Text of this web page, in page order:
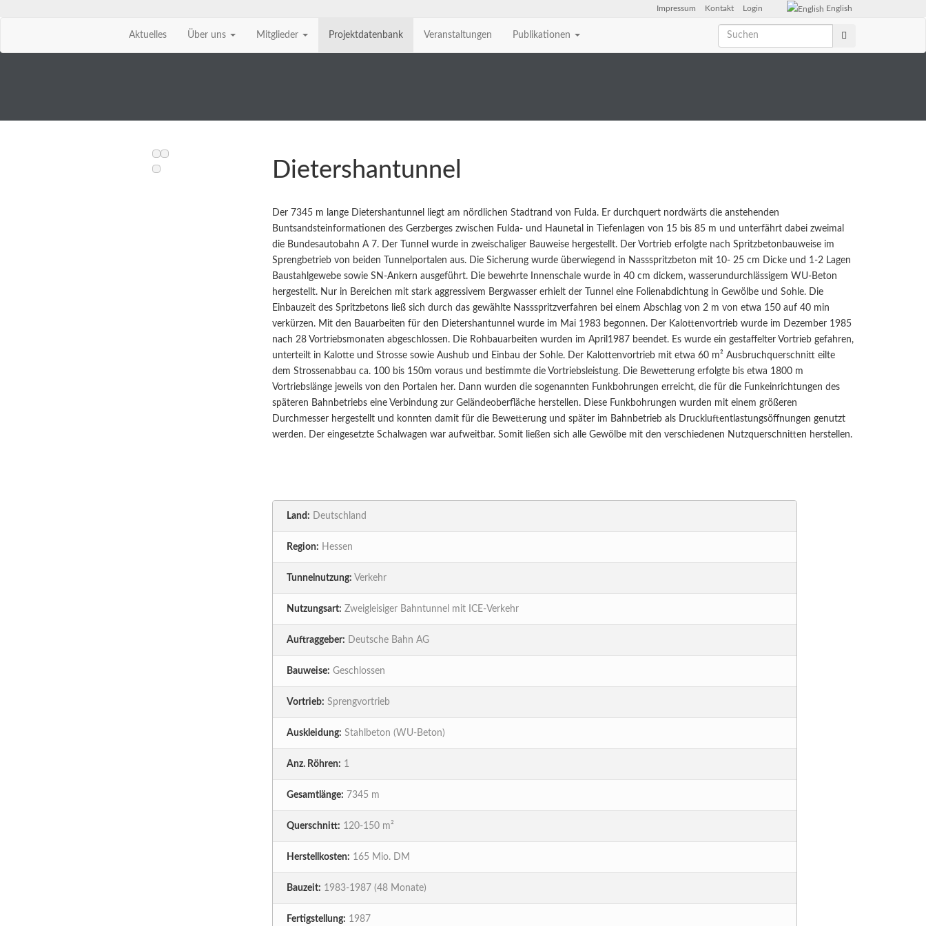
English
Impressum Kontakt Login
Aktuelles Über uns Mitglieder Projektdatenbank Veranstaltungen Publikationen
Dietershantunnel
Der 7345 m lange Dietershantunnel liegt am nördlichen Stadtrand von Fulda. Er durchquert nordwärts die anstehenden
Buntsandsteinformationen des Gerzberges zwischen Fulda- und Haunetal in Tiefenlagen von 15 bis 85 m und unterfährt dabei zweimal
die Bundesautobahn A 7. Der Tunnel wurde in zweischaliger Bauweise hergestellt. Der Vortrieb erfolgte nach Spritzbetonbauweise im
Sprengbetrieb von beiden Tunnelportalen aus. Die Sicherung wurde überwiegend in Nassspritzbeton mit 10- 25 cm Dicke und 1-2 Lagen
Baustahlgewebe sowie SN-Ankern ausgeführt. Die bewehrte Innenschale wurde in 40 cm dickem, wasserundurchlässigem WU-Beton
hergestellt. Nur in Bereichen mit stark aggressivem Bergwasser erhielt der Tunnel eine Folienabdichtung in Gewölbe und Sohle. Die
Einbauzeit des Spritzbetons ließ sich durch das gewählte Nassspritzverfahren bei einem Abschlag von 2 m von etwa 150 auf 40 min
verkürzen. Mit den Bauarbeiten für den Dietershantunnel wurde im Mai 1983 begonnen. Der Kalottenvortrieb wurde im Dezember 1985
nach 28 Vortriebsmonaten abgeschlossen. Die Rohbauarbeiten wurden im April1987 beendet. Es wurde ein gestaffelter Vortrieb gefahren,
unterteilt in Kalotte und Strosse sowie Aushub und Einbau der Sohle. Der Kalottenvortrieb mit etwa 60 m² Ausbruchquerschnitt eilte
dem Strossenabbau ca. 100 bis 150m voraus und bestimmte die Vortriebsleistung. Die Bewetterung erfolgte bis etwa 1800 m
Vortriebslänge jeweils von den Portalen her. Dann wurden die sogenannten Funkbohrungen erreicht, die für die Funkeinrichtungen des
späteren Bahnbetriebs eine Verbindung zur Geländeoberfläche herstellen. Diese Funkbohrungen wurden mit einem größeren
Durchmesser hergestellt und konnten damit für die Bewetterung und später im Bahnbetrieb als Druckluftentlastungsöffnungen genutzt
werden. Der eingesetzte Schalwagen war aufweitbar. Somit ließen sich alle Gewölbe mit den verschiedenen Nutzquerschnitten herstellen.
Land: Deutschland
Region: Hessen
Tunnelnutzung: Verkehr
Nutzungsart: Zweigleisiger Bahntunnel mit ICE-Verkehr
Auftraggeber: Deutsche Bahn AG
Bauweise: Geschlossen
Vortrieb: Sprengvortrieb
Auskleidung: Stahlbeton (WU-Beton)
Anz. Röhren: 1
Gesamtlänge: 7345 m
Querschnitt: 120-150 m²
Herstellkosten: 165 Mio. DM
Bauzeit: 1983-1987 (48 Monate)
Fertigstellung: 1987